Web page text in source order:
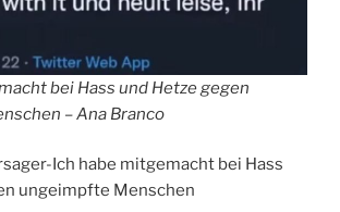
bei Hass und Hetze gegen
– Ana Branco
Ich habe mitgemacht bei Hass
ungeimpfte Menschen